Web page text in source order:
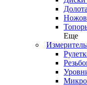
Еще